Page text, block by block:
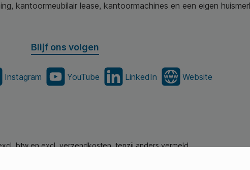
kantoormeubilair lease, kantoormachines en een eigen
Blijf ons volgen
Instagram YouTube LinkedIn Website
btw en excl. verzendkosten, tenzij anders vermeld.